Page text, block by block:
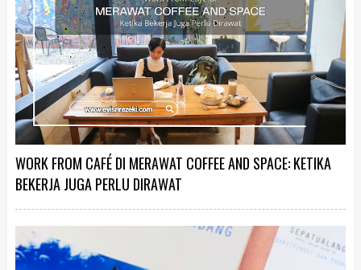
WORK FROM CAFÉ DI MERAWAT COFFEE AND SPACE: KETIKA
BEKERJA JUGA PERLU DIRAWAT